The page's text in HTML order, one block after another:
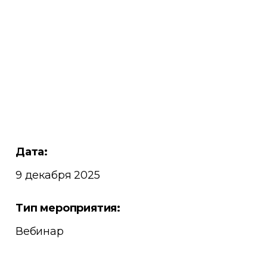
Дата:
9 декабря 2025
Тип мероприятия:
Вебинар